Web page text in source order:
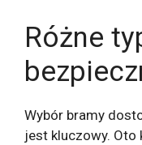
Różne
Wybór bramy
jest kluczowy. Oto